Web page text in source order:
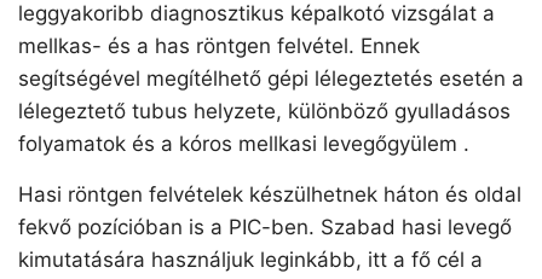
leggyakoribb diagnosztikus képalkotó vizsgálat a
mellkas- és a has röntgen felvétel. Ennek
segítségével megítélhető gépi lélegeztetés esetén a
lélegeztető tubus helyzete, különböző gyulladásos
folyamatok és a kóros mellkasi levegőgyülem .
Hasi röntgen felvételek készülhetnek háton és oldal
fekvő pozícióban is a PIC-ben. Szabad hasi levegő
kimutatására használjuk leginkább, itt a fő cél a